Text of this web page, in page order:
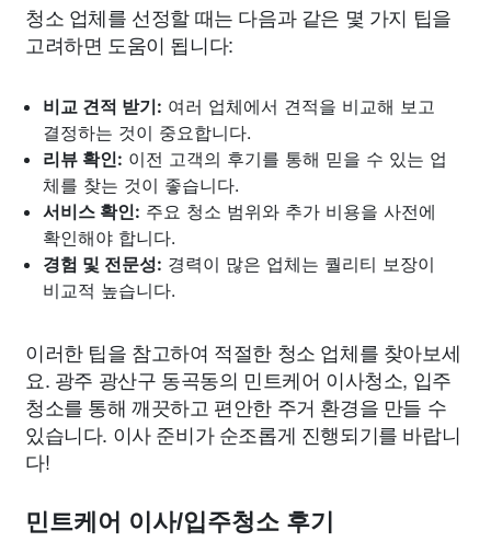
청소 업체를 선정할 때는 다음과 같은 몇 가지 팁을
고려하면 도움이 됩니다:
비교 견적 받기: 여러 업체에서 견적을 비교해 보고
결정하는 것이 중요합니다.
리뷰 확인: 이전 고객의 후기를 통해 믿을 수 있는 업
체를 찾는 것이 좋습니다.
서비스 확인: 주요 청소 범위와 추가 비용을 사전에
확인해야 합니다.
경험 및 전문성: 경력이 많은 업체는 퀄리티 보장이
비교적 높습니다.
이러한 팁을 참고하여 적절한 청소 업체를 찾아보세
요. 광주 광산구 동곡동의 민트케어 이사청소, 입주
청소를 통해 깨끗하고 편안한 주거 환경을 만들 수
있습니다. 이사 준비가 순조롭게 진행되기를 바랍니
다!
민트케어 이사/입주청소 후기